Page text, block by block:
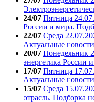
24/07 Пятница
России и мира.
22/07 Среда
Актуальные новости
20/07 Понедельник
энергетика России
17/07 Пятница
Актуальные новости
15/07 Среда
отрасль. Подборка